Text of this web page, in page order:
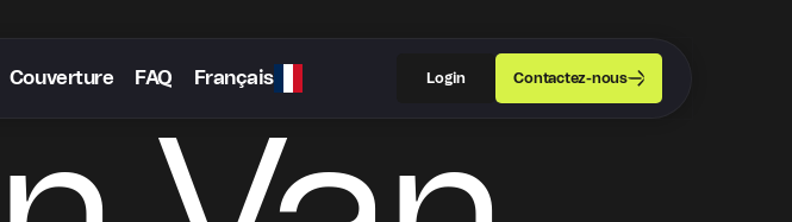
Couverture FAQ Français Login Contactez-nous